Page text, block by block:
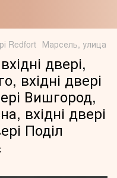
Redfort Марсель, улица
двері,
вхідні двері
Вишгород,
вхідні двері
Поділ